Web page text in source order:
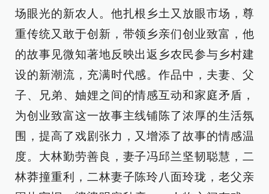
场眼光的新农人。他扎根乡土又放眼市场，尊
重传统又敢于创新，带领乡亲们创业致富，他
的故事见微知著地反映出返乡农民参与乡村建
设的新潮流，充满时代感。作品中，夫妻、父
子、兄弟、妯娌之间的情感互动和家庭矛盾，
为创业致富这一故事主线铺陈了浓厚的生活氛
围，提高了戏剧张力，又增添了故事的情感温
度。大林勤劳善良，妻子冯邱兰坚韧聪慧，二
林莽撞重利，二林妻子陈玲八面玲珑，老父亲